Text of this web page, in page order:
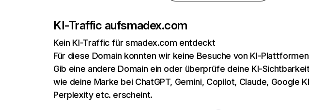
KI-Traffic aufsmadex.com
Kein KI-Traffic für smadex.com entdeckt
Für diese Domain konnten wir keine Besuche von KI-
Gib eine andere Domain ein oder überprüfe deine KI-
wie deine Marke bei ChatGPT, Gemini, Copilot, Claude, Google
Perplexity etc. erscheint.